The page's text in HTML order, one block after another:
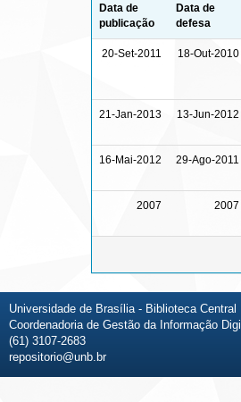
Data de
publicação
Data de
defesa
20-Set-2011 18-Out-2010
21-Jan-2013 13-Jun-2012
16-Mai-2012 29-Ago-2011
2007 2007
Universidade de Brasília - Biblioteca Central
Coordenadoria de Gestão da Informação
(61) 3107-2683
repositorio@unb.br